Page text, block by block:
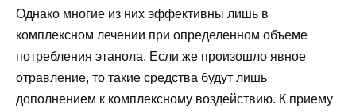
Однако многие из них эффективны лишь в
комплексном лечении при определенном объеме
потребления этанола. Если же произошло явное
отравление, то такие средства будут лишь
дополнением к комплексному воздействию. К приему